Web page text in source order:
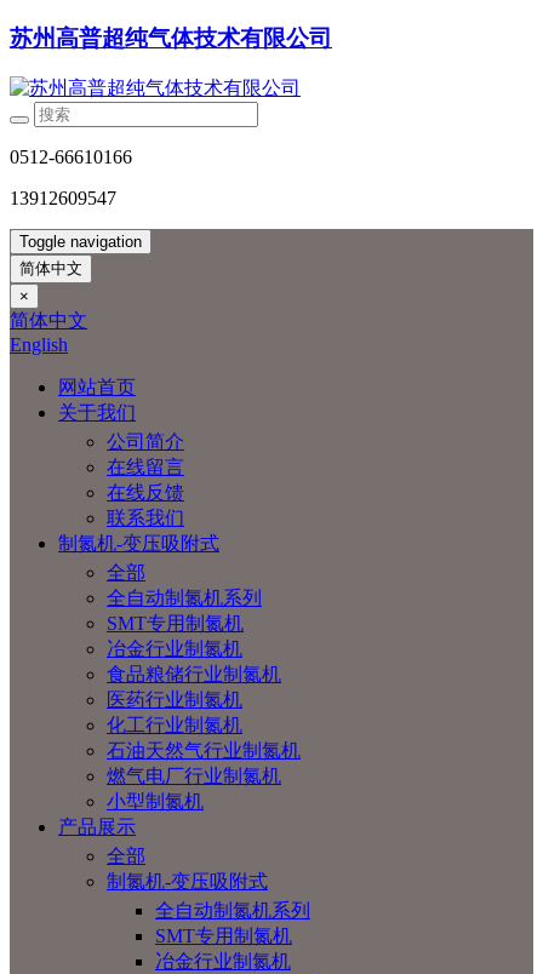
苏州高普超纯气体技术有限公司
0512-66610166
13912609547
Toggle navigation
简体中文
×
简体中文
English
网站首页
关于我们
公司简介
在线留言
在线反馈
联系我们
制氮机-变压吸附式
全部
全自动制氮机系列
SMT专用制氮机
冶金行业制氮机
食品粮储行业制氮机
医药行业制氮机
化工行业制氮机
石油天然气行业制氮机
燃气电厂行业制氮机
小型制氮机
产品展示
全部
制氮机-变压吸附式
全自动制氮机系列
SMT专用制氮机
冶金行业制氮机